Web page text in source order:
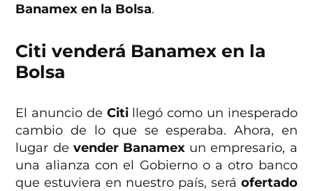
Banamex en la Bolsa.
Citi venderá Banamex en la
Bolsa
El anuncio de Citi llegó como un inesperado
cambio de lo que se esperaba. Ahora, en
lugar de vender Banamex un empresario, a
una alianza con el Gobierno o a otro banco
que estuviera en nuestro país, será ofertado